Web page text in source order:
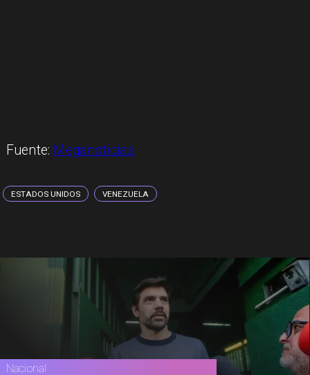
Fuente: Meganoticias
ESTADOS UNIDOS VENEZUELA
Nacional